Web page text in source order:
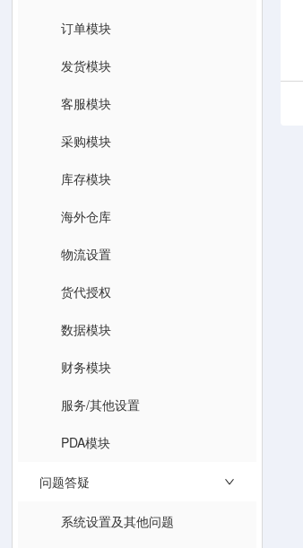
订单模块
发货模块
客服模块
采购模块
库存模块
海外仓库
物流设置
货代授权
数据模块
财务模块
服务/其他设置
PDA模块
问题答疑
系统设置及其他问题